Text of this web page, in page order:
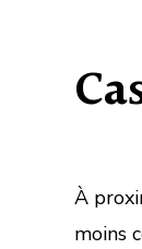
À
moins